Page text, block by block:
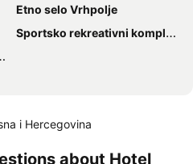
Etno selo Vrhpolje
Sportsko rekreativni kompleks Sunčana reka
i Hercegovina
about Hotel